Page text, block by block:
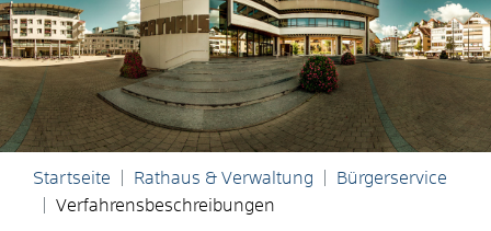
Startseite Rathaus & Verwaltung
Bürgerservice
Verfahrensbeschreibungen